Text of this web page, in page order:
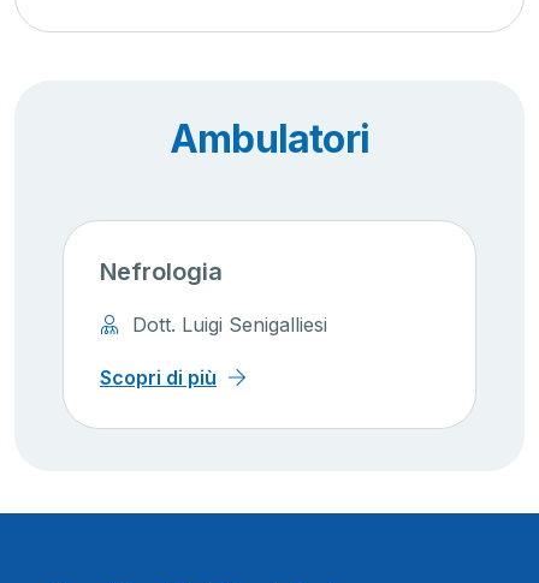
Ambulatori
Nefrologia
Dott. Luigi Senigalliesi
Scopri di più